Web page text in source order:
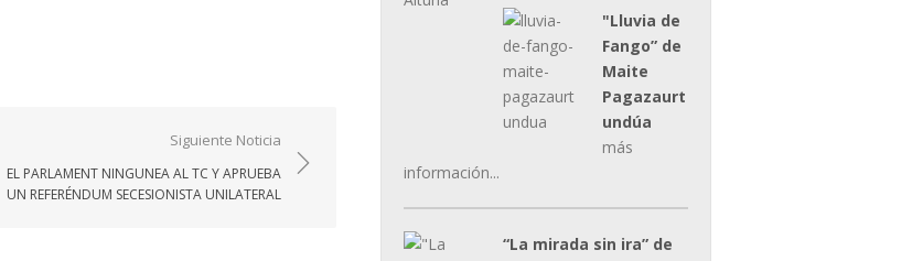
Siguiente Noticia
EL PARLAMENT NINGUNEA AL TC Y APRUEBA
UN REFERÉNDUM SECESIONISTA UNILATERAL
"Lluvia de
Fango” de
Maite
Pagazaurt
undúa
más
información...
“La mirada sin ira” de